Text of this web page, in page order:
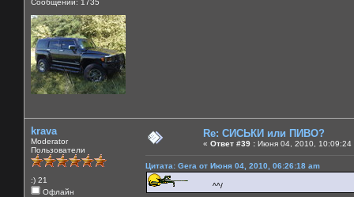
Сообщений: 1735
krava
Moderator
Пользователи
:) 21
Офлайн
Re: СИСЬКИ или ПИВО?
« Ответ #39 : Июня 04, 2010, 10:09:24
Цитата: Gera от Июня 04, 2010, 06:26:18 am
^^/